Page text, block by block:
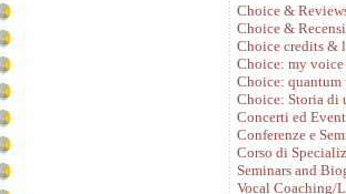
Choice &
Choice &
Choice credits &
Choice: my
Choice: quantum
Choice: Storia di
Concerti ed
Conferenze e
Corso di
Seminars and
Vocal Coaching/